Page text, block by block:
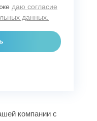
даю согласие
данных.
компании с